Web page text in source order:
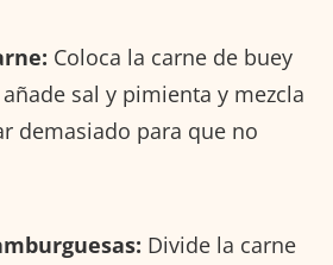
Coloca la carne de buey
sal y pimienta y mezcla
demasiado para que no
Divide la carne